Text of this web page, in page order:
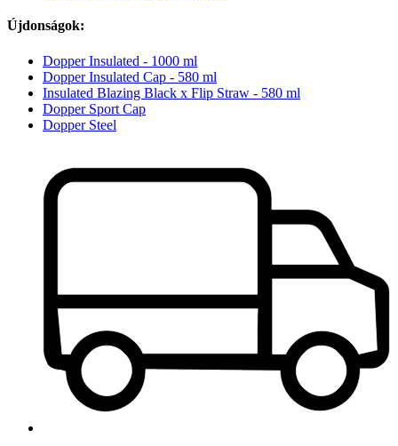
Újdonságok:
Dopper Insulated - 1000 ml
Dopper Insulated Cap - 580 ml
Insulated Blazing Black x Flip Straw - 580 ml
Dopper Sport Cap
Dopper Steel